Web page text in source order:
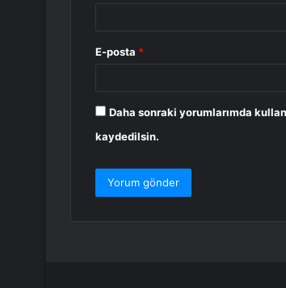
E-posta *
Daha sonraki yorumlarımda
kaydedilsin.